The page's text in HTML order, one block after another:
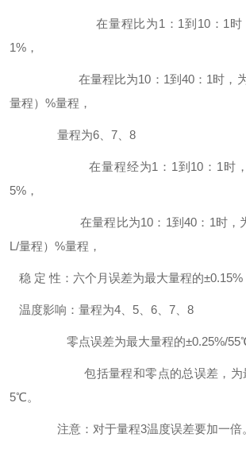
在量程比为1：1到10：1时，为
1%，
在量程比为10：1到40：1时，为
量程）%量程，
量程为6、7、8
在量程经为1：1到10：1时，为
5%，
在量程比为10：1到40：1时，为
L/量程）%量程，
稳 定 性：六个月误差为最大量程的±0.15%
温度影响：量程为4、5、6、7、8
零点误差为最大量程的±0.25%/55℃
包括量程和零点的总误差，为最
5℃。
注意：对于量程3温度误差要加一倍